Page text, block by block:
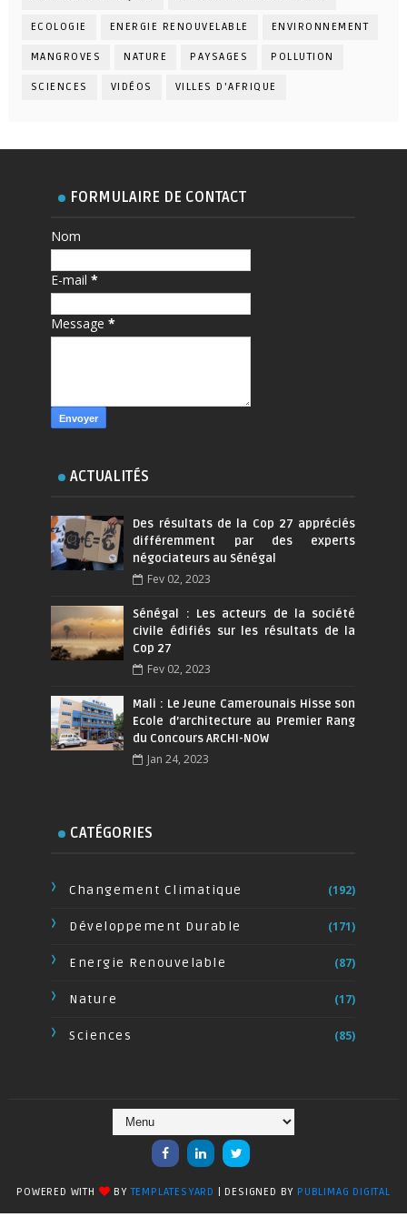
ECOLOGIE ENERGIE RENOUVELABLE ENVIRONNEMENT
MANGROVES NATURE PAYSAGES POLLUTION
SCIENCES VIDÉOS VILLES D'AFRIQUE
FORMULAIRE DE CONTACT
Nom
E-mail*
Message*
ACTUALITÉS
Des résultats de la Cop 27 appréciés
différemment par des experts
négociateurs au Sénégal
Fev 02, 2023
Sénégal : Les acteurs de la société
civile édifiés sur les résultats de la
Cop 27
Fev 02, 2023
Mali : Le Jeune Camerounais Hisse son
Ecole d’architecture au Premier Rang
du Concours ARCHI-NOW
Jan 24, 2023
CATÉGORIES
Changement Climatique (192)
Développement Durable (171)
Energie Renouvelable (87)
Nature (17)
Sciences (85)
POWERED WITH BYTEMPLATESYARD | DESIGNED BY PUBLIMAG DIGITAL